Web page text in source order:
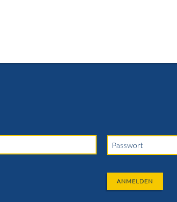
Passwort
ANMELDEN